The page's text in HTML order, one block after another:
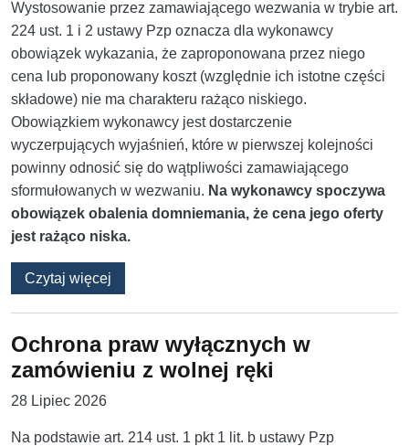
Wystosowanie przez zamawiającego wezwania w trybie art.
224 ust. 1 i 2 ustawy Pzp oznacza dla wykonawcy
obowiązek wykazania, że zaproponowana przez niego
cena lub proponowany koszt (względnie ich istotne części
składowe) nie ma charakteru rażąco niskiego.
Obowiązkiem wykonawcy jest dostarczenie
wyczerpujących wyjaśnień, które w pierwszej kolejności
powinny odnosić się do wątpliwości zamawiającego
sformułowanych w wezwaniu. Na wykonawcy spoczywa
obowiązek obalenia domniemania, że cena jego oferty
jest rażąco niska.
Czytaj więcej
Ochrona praw wyłącznych w
zamówieniu z wolnej ręki
28 Lipiec 2026
Na podstawie art. 214 ust. 1 pkt 1 lit. b ustawy Pzp